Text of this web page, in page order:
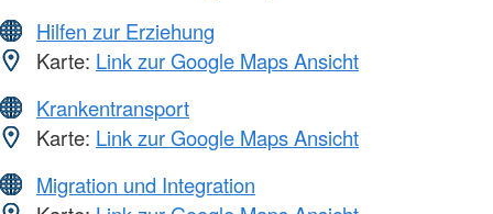
Hilfen zur Erziehung
Karte: Link zur Google Maps Ansicht
Krankentransport
Karte: Link zur Google Maps Ansicht
Migration und Integration